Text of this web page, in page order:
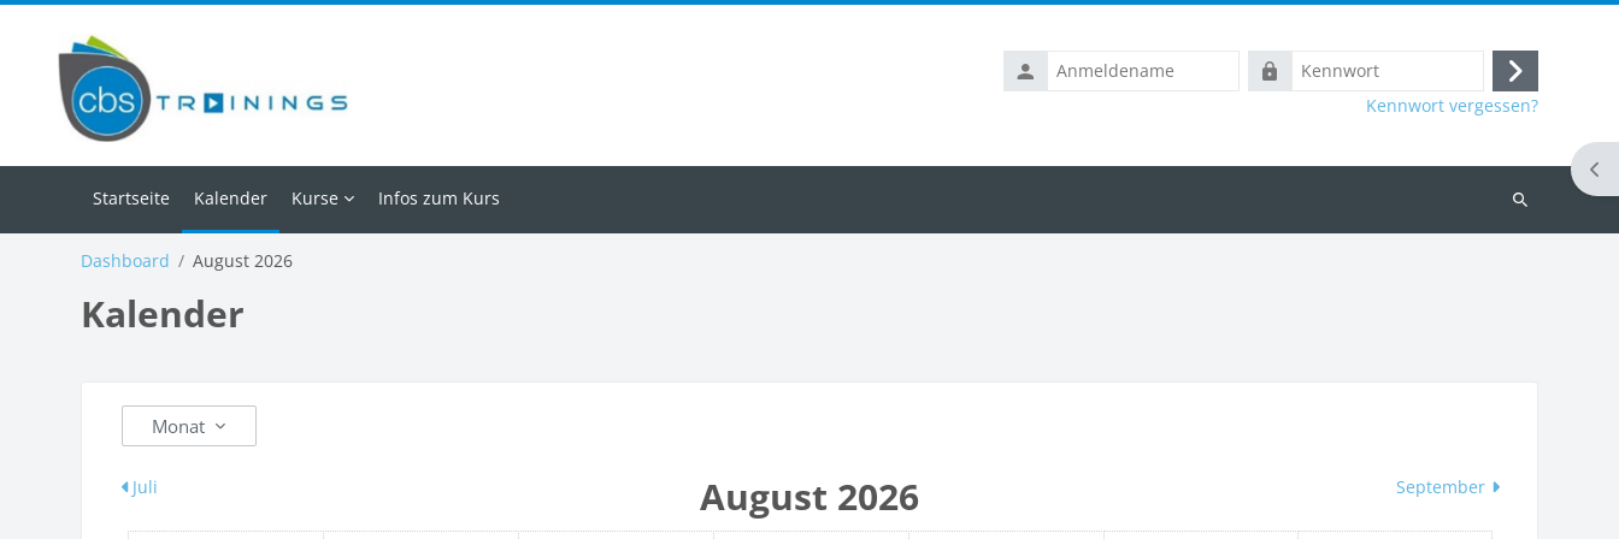
Anmeldename
Kennwort
Anmelden
Kennwort vergessen?
Startseite Kalender Kurse Infos zum Kurs
Kurse
Dashboard August 2026
Kalender
Monat
Juli August 2026 September